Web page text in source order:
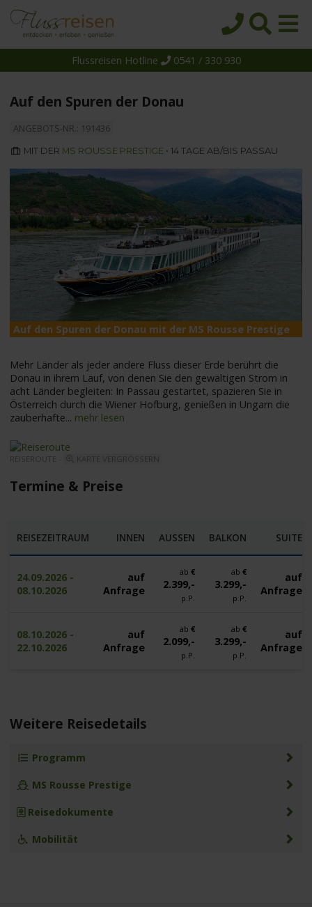
Reedereien
Über uns
Wissen
Suche
Flussreisen Hotline 0541 / 330 930
Auf den Spuren der Donau
ANGEBOTS-NR.: 191436
MIT DER MS ROUSSE PRESTIGE • 14 TAGE AB/BIS PASSAU
Auf den Spuren der Donau mit der MS Rousse Prestige
Mehr Länder als jeder andere Fluss dieser Erde berührt die
Donau in ihrem Lauf, von denen Sie den gewaltigen Strom in
acht Länder begleiten: In Passau gestartet, spazieren Sie in
Österreich durch die Wiener Hofburg, genießen in Ungarn die
zauberhafte... mehr lesen
REISEROUTE -
Termine & Preise
REISEZEITRAUM INNEN AUSSEN BALKON SUITE
24.09.2026 -
08.10.2026
auf
Anfrage
ab€
2.399,-
p.P.
ab€
3.299,-
p.P.
auf
Anfrage
08.10.2026 -
22.10.2026
auf
Anfrage
ab€
2.099,-
p.P.
ab€
3.299,-
p.P.
auf
Anfrage
Weitere Reisedetails
Programm
MS Rousse Prestige
Reisedokumente
Mobilität